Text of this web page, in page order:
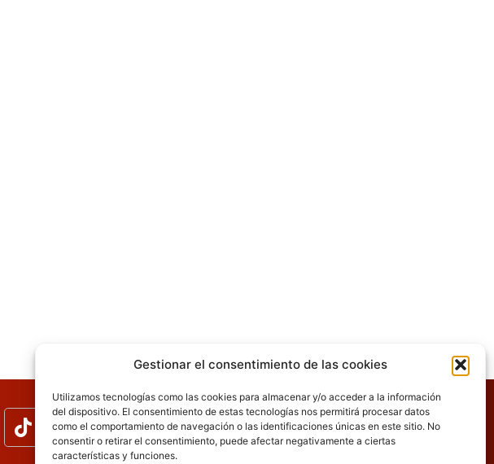
Gestionar el consentimiento de las cookies
Utilizamos tecnologías como las cookies para almacenar y/o acceder a la información
del dispositivo. El consentimiento de estas tecnologías nos permitirá procesar datos
como el comportamiento de navegación o las identificaciones únicas en este sitio. No
consentir o retirar el consentimiento, puede afectar negativamente a ciertas
características y funciones.